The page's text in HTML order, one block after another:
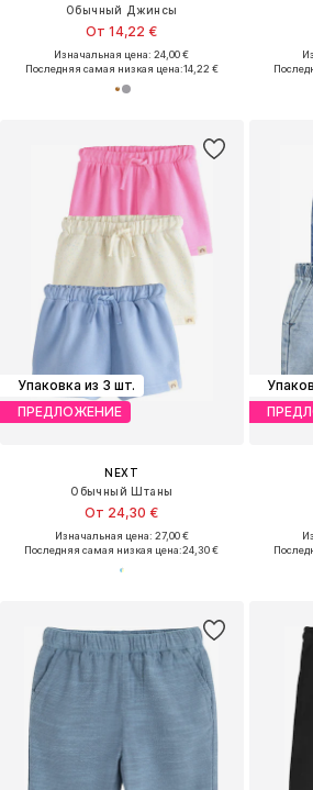
Обычный Джинсы
От 14,22 €
Изначальная цена: 24,00 €
Последняя самая низкая цена:14,22 €
Упаковка из 3 шт.
ПРЕДЛОЖЕНИЕ
NEXT
Обычный Штаны
От 24,30 €
Изначальная цена: 27,00 €
Последняя самая низкая цена:24,30 €